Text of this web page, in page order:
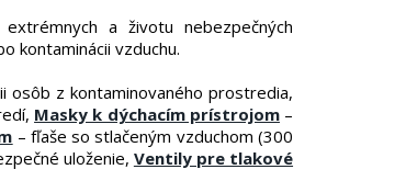
a životu nebezpečných
kontaminácii vzduchu.
osôb z kontaminovaného prostredia,
Masky k dýchacím prístrojom–
– fľaše so stlačeným vzduchom (300
uloženie, Ventily pre tlakové